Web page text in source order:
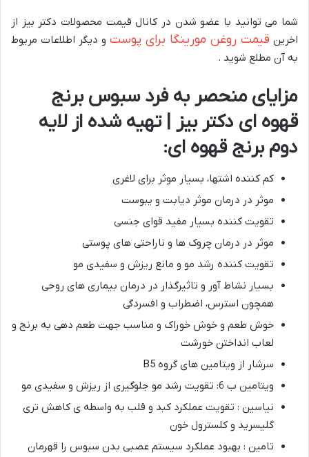
شما می توانید با عضو شدن در کانال قیمت محصولات دکتر بیز از
اخرین قیمت روغن مورینگا برای پوست و دیگر اطلاعات مریوط
به آن مطلع شوید .
مزایای منحصر به فرد سبوس برنج
قهوه ای دکتر بیز | تهیه شده از لایه
دوم برنج قهوه ای:
کم کننده اشتها، بسیار موثر برای لاغری
موثر در درمان موثر دیابت و یبوست
تقویت کننده بسیار مفید قوای جنسی
موثر در درمان چروک ها و ناراحتی های پوستی
تقویت کننده رشد مو و مانع ریزش و سفیدی مو
بسیار نشاط آور و تاثیرگذار در درمان بیماری های روحی
همچون استرس، اضطراب و افسردگی
خوش طعم و خوش خوراک و مناسب جهت طعم دهی به برنج و
لعاب انداختن خورشت
سرشار از ویتامین های گروه B5
ویتامین ب 6: تقویت رشد مو جلوگیری از ریزش و سفیدی مو
نیاسین : تقویت عملکرد کبد و قلب به واسطه ی کاهش تری
گلیسرید و کلسترول خون
تامین : بهبود عملکرد سیستم عصبی بدن سبوس را قهرمان